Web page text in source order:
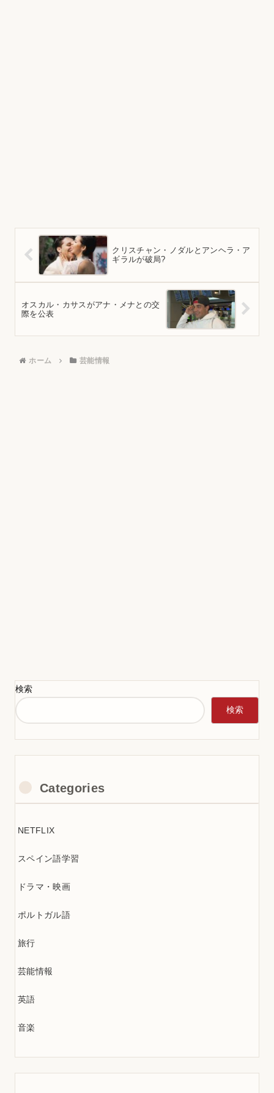
クリスチャン・ノダルとアンヘラ・ア
ギラルが破局?
オスカル・カサスがアナ・メナとの交
際を公表
ホーム 芸能情報
検索
検索
Categories
NETFLIX
スペイン語学習
ドラマ・映画
ポルトガル語
旅行
芸能情報
英語
音楽